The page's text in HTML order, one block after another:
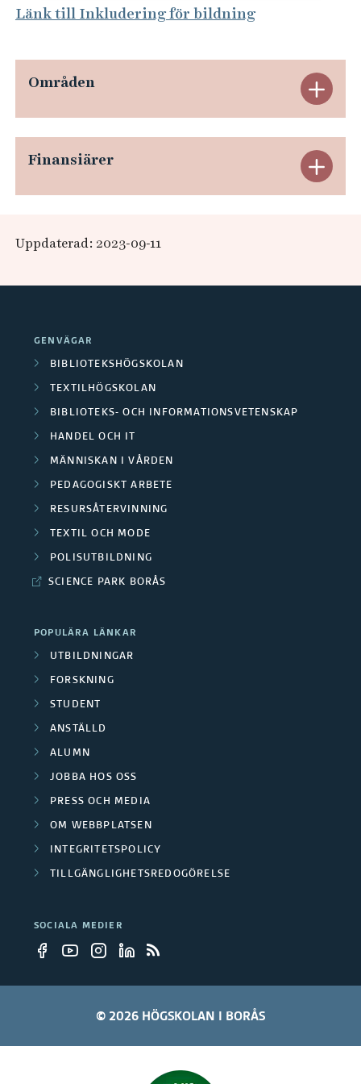
Länk till Inkludering för bildning
Områden
E
x
p
a
e
Finansiärer
E
x
Uppdaterad: 2023-09-11
GENVÄGAR
BIBLIOTEKSHÖGSKOLAN
TEXTILHÖGSKOLAN
BIBLIOTEKS- OCH INFORMATIONSVETENSKAP
HANDEL OCH IT
MÄNNISKAN I VÅRDEN
PEDAGOGISKT ARBETE
RESURSÅTERVINNING
TEXTIL OCH MODE
POLISUTBILDNING
SCIENCE PARK BORÅS
POPULÄRA LÄNKAR
UTBILDNINGAR
FORSKNING
STUDENT
ANSTÄLLD
ALUMN
JOBBA HOS OSS
PRESS OCH MEDIA
OM WEBBPLATSEN
INTEGRITETSPOLICY
TILLGÄNGLIGHETSREDOGÖRELSE
SOCIALA MEDIER
© 2026 HÖGSKOLAN I BORÅS